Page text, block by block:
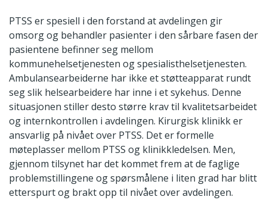
PTSS er spesiell i den forstand at avdelingen gir
omsorg og behandler pasienter i den sårbare fasen der
pasientene befinner seg mellom
kommunehelsetjenesten og spesialisthelsetjenesten.
Ambulansearbeiderne har ikke et støtteapparat rundt
seg slik helsearbeidere har inne i et sykehus. Denne
situasjonen stiller desto større krav til kvalitetsarbeidet
og internkontrollen i avdelingen. Kirurgisk klinikk er
ansvarlig på nivået over PTSS. Det er formelle
møteplasser mellom PTSS og klinikkledelsen. Men,
gjennom tilsynet har det kommet frem at de faglige
problemstillingene og spørsmålene i liten grad har blitt
etterspurt og brakt opp til nivået over avdelingen.